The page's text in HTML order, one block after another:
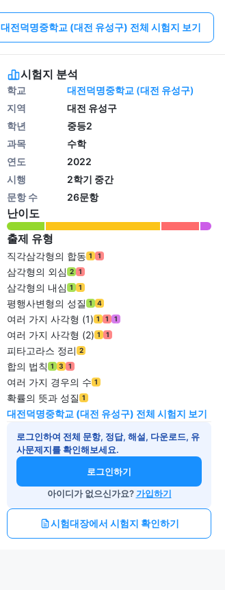
대전덕명중학교 (대전 유성구) 전체 시험지 보기
시험지 분석
학교
대전덕명중학교 (대전 유성구)
지역
대전 유성구
학년
중등2
과목
수학
연도
2022
시행
2학기 중간
문항 수
26문항
난이도
출제 유형
직각삼각형의 합동 1 1
삼각형의 외심 2 1
삼각형의 내심 1 1
평행사변형의 성질 1 4
여러 가지 사각형 (1) 1 1 1
여러 가지 사각형 (2) 1 1
피타고라스 정리 2
합의 법칙 1 3 1
여러 가지 경우의 수 1
확률의 뜻과 성질 1
대전덕명중학교 (대전 유성구) 전체 시험지 보기
로그인하여 전체 문항, 정답, 해설, 다운로드, 유
사문제지를 확인해보세요.
로그인하기
아이디가 없으신가요?가입하기
시험대장에서 시험지 확인하기